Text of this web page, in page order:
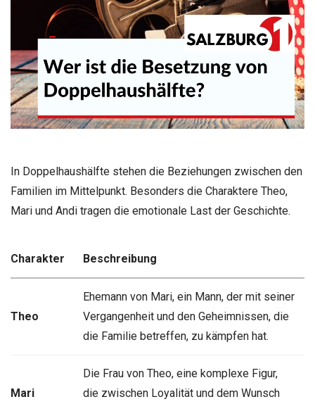
In Doppelhaushälfte stehen die Beziehungen zwischen den
Familien im Mittelpunkt. Besonders die Charaktere Theo,
Mari und Andi tragen die emotionale Last der Geschichte.
Charakter Beschreibung
Theo
Ehemann von Mari, ein Mann, der mit seiner
Vergangenheit und den Geheimnissen, die
die Familie betreffen, zu kämpfen hat.
Mari
Die Frau von Theo, eine komplexe Figur,
die zwischen Loyalität und dem Wunsch